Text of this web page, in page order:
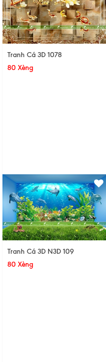
Tranh Cá 3D 1078
80 Xèng
Tranh Cá 3D N3D 109
80 Xèng